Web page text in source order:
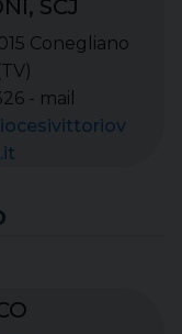
SCJ
Conegliano
- mail